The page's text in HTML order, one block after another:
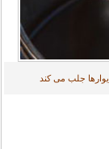
جلب می کند